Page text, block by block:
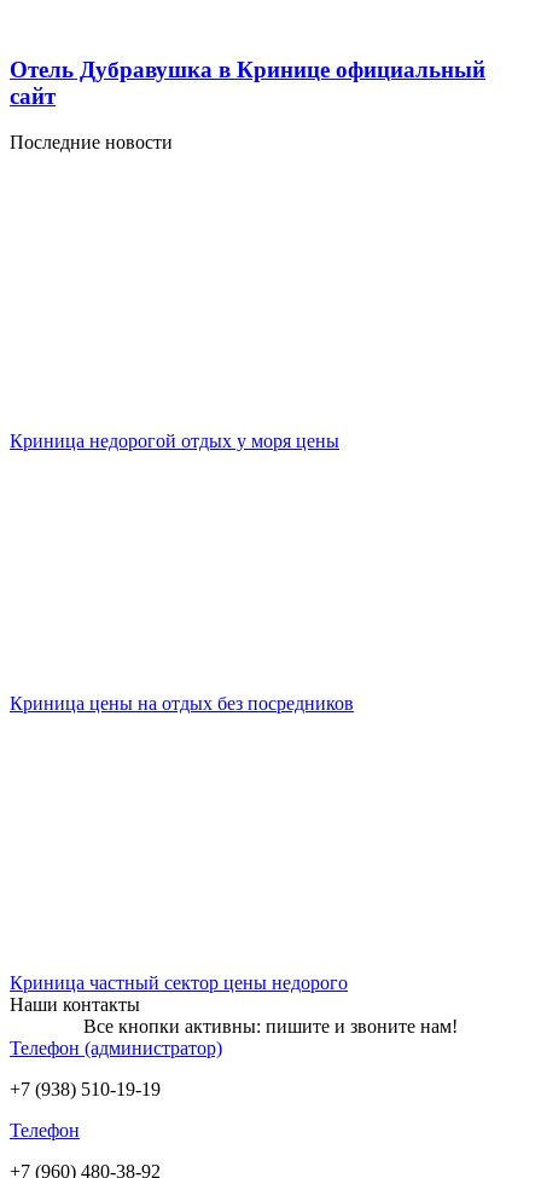
Отель Дубравушка в Кринице официальный
сайт
Последние новости
Криница недорогой отдых у моря цены
Криница цены на отдых без посредников
Криница частный сектор цены недорого
Наши контакты
Все кнопки активны: пишите и звоните нам!
Телефон (администратор)
+7 (938) 510-19-19
Телефон
+7 (960) 480-38-92